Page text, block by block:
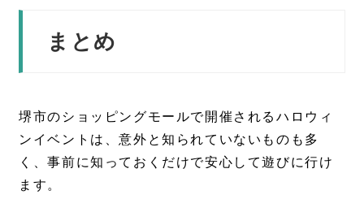
まとめ
堺市のショッピングモールで開催されるハロウィ
ンイベントは、意外と知られていないものも多
く、事前に知っておくだけで安心して遊びに行け
ます。